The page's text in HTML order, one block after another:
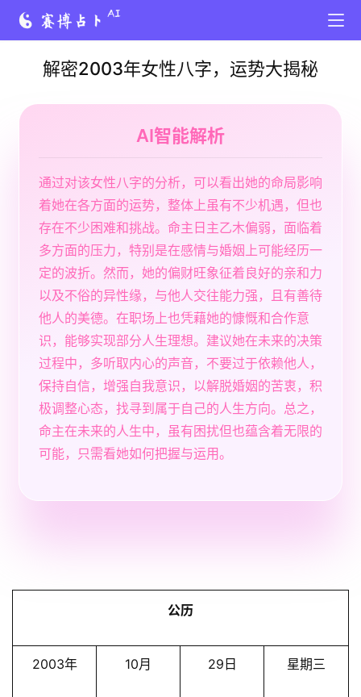
解密2003年女性八字，运势大揭秘
AI智能解析
通过对该女性八字的分析，可以看出她的命局影响
着她在各方面的运势，整体上虽有不少机遇，但也
存在不少困难和挑战。命主日主乙木偏弱，面临着
多方面的压力，特别是在感情与婚姻上可能经历一
定的波折。然而，她的偏财旺象征着良好的亲和力
以及不俗的异性缘，与他人交往能力强，且有善待
他人的美德。在职场上也凭藉她的慷慨和合作意
识，能够实现部分人生理想。建议她在未来的决策
过程中，多听取内心的声音，不要过于依赖他人，
保持自信，增强自我意识，以解脱婚姻的苦衷，积
极调整心态，找寻到属于自己的人生方向。总之，
命主在未来的人生中，虽有困扰但也蕴含着无限的
可能，只需看她如何把握与运用。
公历
2003年 10月 29日 星期三